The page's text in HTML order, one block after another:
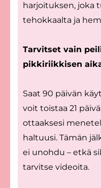
harjoituksen, joka
tehokkaalta ja
Tarvitset vain
pikkiriikkisen
Saat 90 päivän
voit toistaa 21
ottaaksesi
haltuusi. Tämän
ei unohdu – etkä
tarvitse videoita.